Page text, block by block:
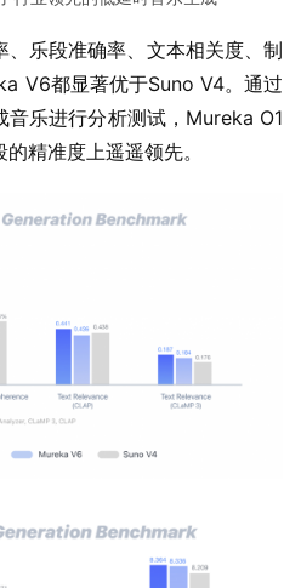
乐段准确率、文本相关度、制
V6都显著优于Suno V4。通过
音乐进行分析测试，Mureka O1
精准度上遥遥领先。